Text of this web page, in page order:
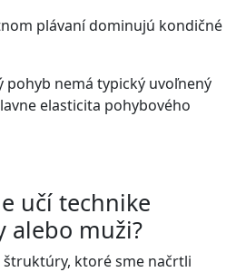
plávaní dominujú kondičné
pohyb nemá typický uvoľnený
elasticita pohybového
učí technike
alebo muži?
štruktúry, ktoré sme načrtli